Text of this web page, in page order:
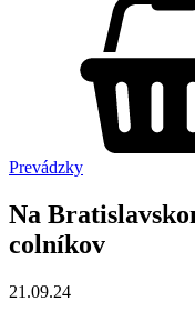
Prevádzky
Na
colníkov
21.09.24